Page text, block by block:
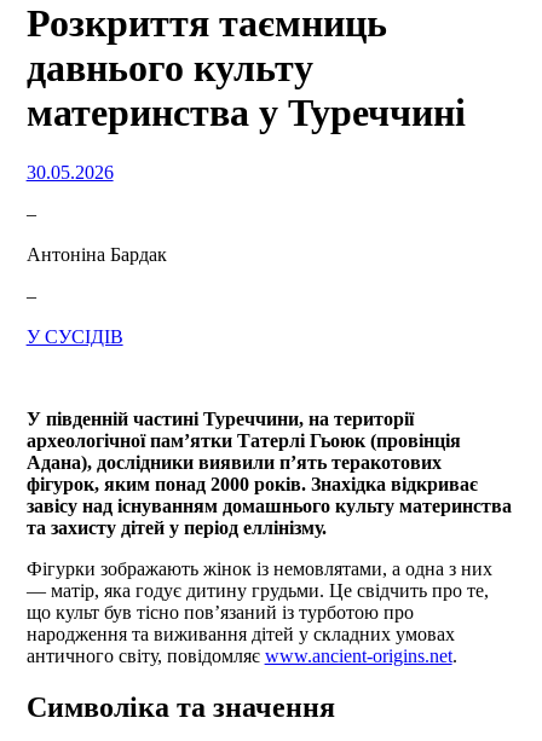
Розкриття таємниць
давнього культу
материнства у Туреччині
30.05.2026
–
Антоніна Бардак
–
У СУСІДІВ
У південній частині Туреччини, на території
археологічної пам’ятки Татерлі Гьоюк (провінція
Адана), дослідники виявили п’ять теракотових
фігурок, яким понад 2000 років. Знахідка відкриває
завісу над існуванням домашнього культу материнства
та захисту дітей у період еллінізму.
Фігурки зображають жінок із немовлятами, а одна з них
— матір, яка годує дитину грудьми. Це свідчить про те,
що культ був тісно пов’язаний із турботою про
народження та виживання дітей у складних умовах
античного світу, повідомляє www.ancient-origins.net.
Символіка та значення